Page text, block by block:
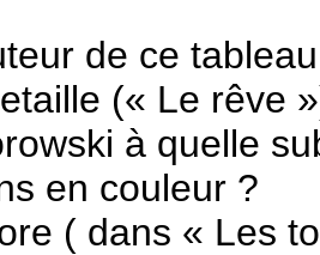
de ce
(« Le rêve
à quelle
en couleur ?
( dans « Les